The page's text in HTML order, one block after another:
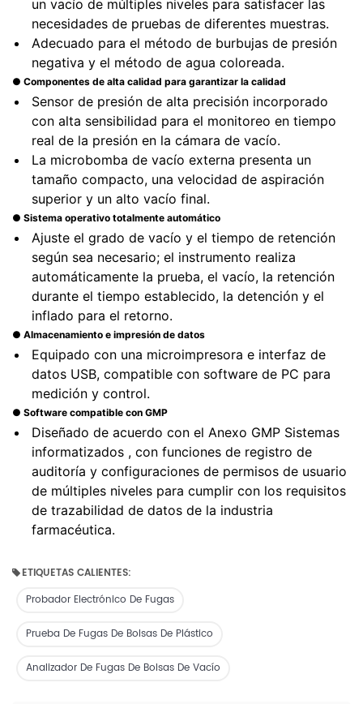
un vacío de múltiples niveles para satisfacer las
necesidades de pruebas de diferentes muestras.
Adecuado para el método de burbujas de presión
negativa y el método de agua coloreada.
● Componentes de alta calidad para garantizar la calidad
Sensor de presión de alta precisión incorporado
con alta sensibilidad para el monitoreo en tiempo
real de la presión en la cámara de vacío.
La microbomba de vacío externa presenta un
tamaño compacto, una velocidad de aspiración
superior y un alto vacío final.
● Sistema operativo totalmente automático
Ajuste el grado de vacío y el tiempo de retención
según sea necesario; el instrumento realiza
automáticamente la prueba, el vacío, la retención
durante el tiempo establecido, la detención y el
inflado para el retorno.
● Almacenamiento e impresión de datos
Equipado con una microimpresora e interfaz de
datos USB, compatible con software de PC para
medición y control.
● Software compatible con GMP
Diseñado de acuerdo con el Anexo GMP Sistemas
informatizados , con funciones de registro de
auditoría y configuraciones de permisos de usuario
de múltiples niveles para cumplir con los requisitos
de trazabilidad de datos de la industria
farmacéutica.
ETIQUETAS CALIENTES:
Probador Electrónico De Fugas
Prueba De Fugas De Bolsas De Plástico
Analizador De Fugas De Bolsas De Vacío